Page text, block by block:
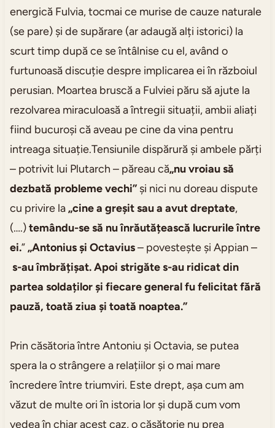
energică Fulvia, tocmai ce murise de cauze naturale
(se pare) și de supărare (ar adaugă alți istorici) la
scurt timp după ce se întâlnise cu el, având o
furtunoasă discuție despre implicarea ei în războiul
perusian. Moartea bruscă a Fulviei păru să ajute la
rezolvarea miraculoasă a întregii situații, ambii aliați
fiind bucuroși că aveau pe cine da vina pentru
intreaga situație.Tensiunile dispărură și ambele părți
– potrivit lui Plutarch – păreau că„nu vroiau să
dezbată probleme vechi”și nici nu doreau dispute
cu privire la„cine a greșit sau a avut dreptate,
(….)temându-se să nu înrăutățească lucrurile între
ei.”„Antonius și Octavius– povestește și Appian –
s-au îmbrățișat. Apoi strigăte s-au ridicat din
partea soldaților și fiecare general fu felicitat fără
pauză, toată ziua și toată noaptea.”
Prin căsătoria între Antoniu și Octavia, se putea
spera la o strângere a relațiilor și o mai mare
încredere între triumviri. Este drept, așa cum am
văzut de multe ori în istoria lor și după cum vom
vedea în chiar acest caz, o căsătorie nu prea